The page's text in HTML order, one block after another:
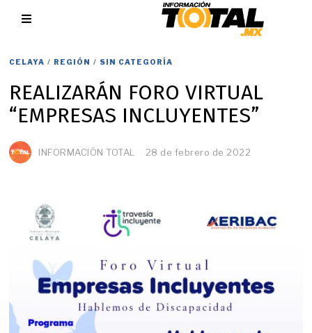
CELAYA / REGIÓN / SIN CATEGORÍA
REALIZARÁN FORO VIRTUAL
“EMPRESAS INCLUYENTES”
INFORMACIÓN TOTAL 28 de febrero de 2022